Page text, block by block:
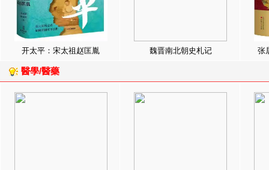
开太平：宋太祖赵匡胤 魏晋南北朝史札记 张
醫學/醫藥